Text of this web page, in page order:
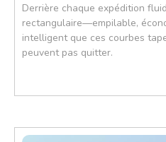
Derrière chaque expédition
rectangulaire—empilable,
intelligent que ces courbes
peuvent pas quitter.